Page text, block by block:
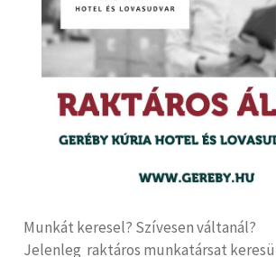
Munkát keresel? Szívesen váltanál?
Jelenleg raktáros munkatársat